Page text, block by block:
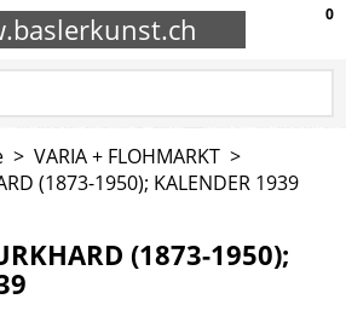
0
> VARIA + FLOHMARKT >
(1873-1950); KALENDER 1939
(1873-1950);